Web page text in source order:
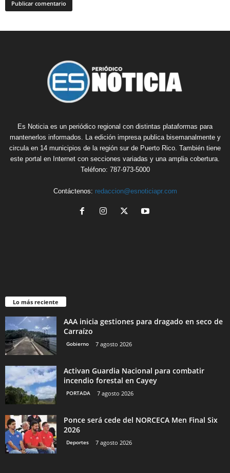
Es Noticia es un periódico regional con distintas plataformas para
mantenerlos informados. La edición impresa publica bisemanalmente y
circula en 14 municipios de la región sur de Puerto Rico. También tiene
este portal en Internet con secciones variadas y una amplia cobertura.
Teléfono: 787-973-5000
Contáctenos: redaccion@esnoticiapr.com
Lo más reciente
AAA inicia gestiones para dragado en seco de
Carraízo
Gobierno 7 agosto 2026
Activan Guardia Nacional para combatir
incendio forestal en Cayey
PORTADA 7 agosto 2026
Ponce será cede del NORCECA Men Final Six
2026
Deportes 7 agosto 2026